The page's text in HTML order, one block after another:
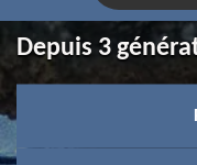
Depuis 3